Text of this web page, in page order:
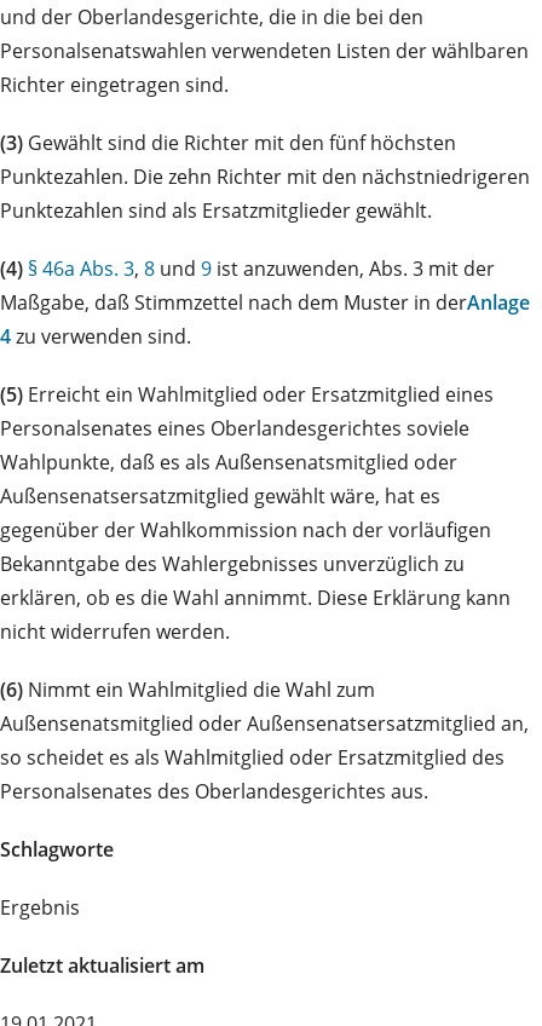
und der Oberlandesgerichte, die in die bei den
Personalsenatswahlen verwendeten Listen der wählbaren
Richter eingetragen sind.
(3) Gewählt sind die Richter mit den fünf höchsten
Punktezahlen. Die zehn Richter mit den nächstniedrigeren
Punktezahlen sind als Ersatzmitglieder gewählt.
(4) § 46a Abs. 3, 8 und 9 ist anzuwenden, Abs. 3 mit der
Maßgabe, daß Stimmzettel nach dem Muster in derAnlage
4zu verwenden sind.
(5) Erreicht ein Wahlmitglied oder Ersatzmitglied eines
Personalsenates eines Oberlandesgerichtes soviele
Wahlpunkte, daß es als Außensenatsmitglied oder
Außensenatsersatzmitglied gewählt wäre, hat es
gegenüber der Wahlkommission nach der vorläufigen
Bekanntgabe des Wahlergebnisses unverzüglich zu
erklären, ob es die Wahl annimmt. Diese Erklärung kann
nicht widerrufen werden.
(6) Nimmt ein Wahlmitglied die Wahl zum
Außensenatsmitglied oder Außensenatsersatzmitglied an,
so scheidet es als Wahlmitglied oder Ersatzmitglied des
Personalsenates des Oberlandesgerichtes aus.
Schlagworte
Ergebnis
Zuletzt aktualisiert am